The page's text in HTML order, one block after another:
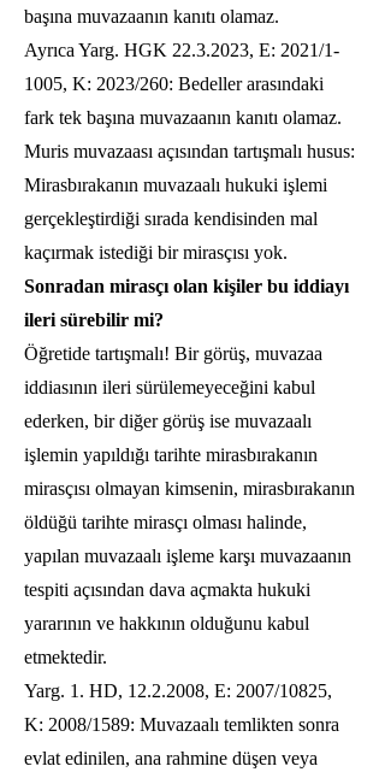
başına muvazaanın kanıtı olamaz.
Ayrıca Yarg. HGK 22.3.2023, E: 2021/1-
1005, K: 2023/260: Bedeller arasındaki
fark tek başına muvazaanın kanıtı olamaz.
Muris muvazaası açısından tartışmalı husus:
Mirasbırakanın muvazaalı hukuki işlemi
gerçekleştirdiği sırada kendisinden mal
kaçırmak istediği bir mirasçısı yok.
Sonradan mirasçı olan kişiler bu iddiayı
ileri sürebilir mi?
Öğretide tartışmalı! Bir görüş, muvazaa
iddiasının ileri sürülemeyeceğini kabul
ederken, bir diğer görüş ise muvazaalı
işlemin yapıldığı tarihte mirasbırakanın
mirasçısı olmayan kimsenin, mirasbırakanın
öldüğü tarihte mirasçı olması halinde,
yapılan muvazaalı işleme karşı muvazaanın
tespiti açısından dava açmakta hukuki
yararının ve hakkının olduğunu kabul
etmektedir.
Yarg. 1. HD, 12.2.2008, E: 2007/10825,
K: 2008/1589: Muvazaalı temlikten sonra
evlat edinilen, ana rahmine düşen veya